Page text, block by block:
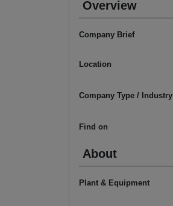
Overview
Company Brief
Location
Company Type / Industry
Find on
About
Plant & Equipment